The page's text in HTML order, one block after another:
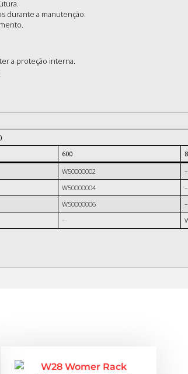
durante a manutenção.
a proteção interna.
600
W50000002
–
W50000004
–
W50000006
–
–